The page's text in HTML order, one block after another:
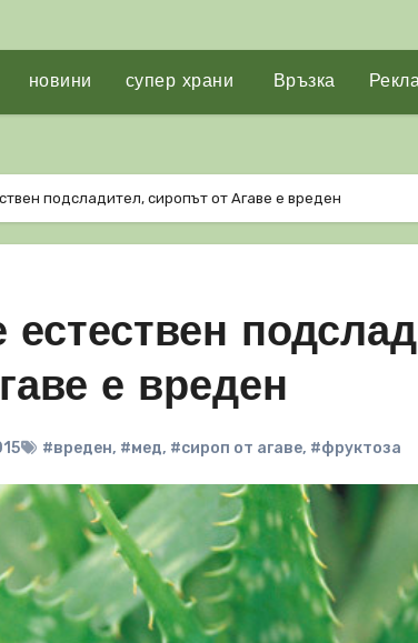
новини супер храни Връзка
подсладител, сиропът от Агаве е вреден
е вреден
#вреден, #мед, #сироп от агаве, #фруктоза